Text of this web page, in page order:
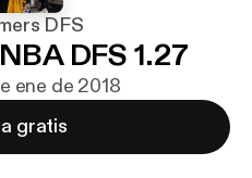
DFS
DFS 1.27
ene de 2018
gratis